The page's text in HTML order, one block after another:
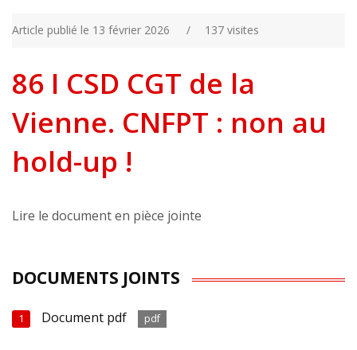
Article publié le 13 février 2026 / 137 visites
86 I CSD CGT de la
Vienne. CNFPT : non au
hold-up !
Lire le document en pièce jointe
DOCUMENTS JOINTS
1 Document pdf pdf